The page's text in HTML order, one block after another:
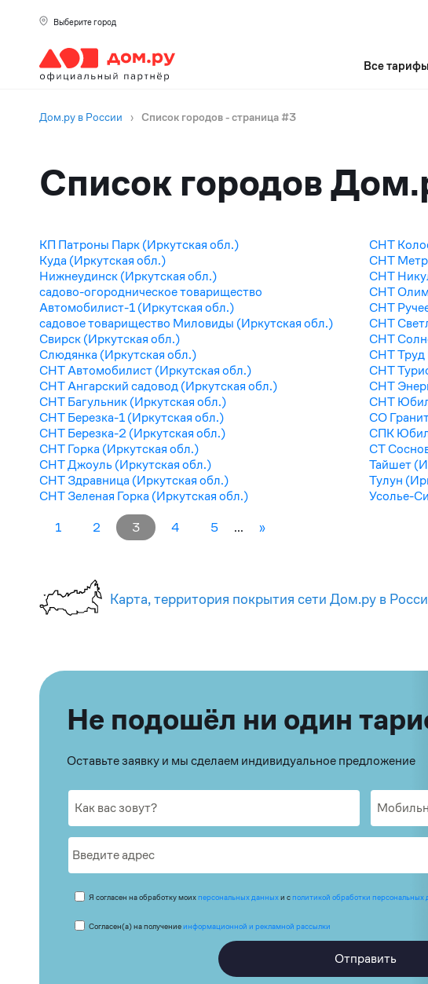
Выберите город
Все тарифы
Дом.ру в России › Список городов - страница #3
Список городов
Города
КП Патроны Парк (Иркутская обл.)
Куда (Иркутская обл.)
Нижнеудинск (Иркутская обл.)
садово-огородническое товарищество
Автомобилист-1 (Иркутская обл.)
садовое товарищество Миловиды (Иркутская обл.)
Свирск (Иркутская обл.)
Слюдянка (Иркутская обл.)
СНТ Автомобилист (Иркутская обл.)
СНТ Ангарский садовод (Иркутская обл.)
СНТ Багульник (Иркутская обл.)
СНТ Березка-1 (Иркутская обл.)
СНТ Березка-2 (Иркутская обл.)
СНТ Горка (Иркутская обл.)
СНТ Джоуль (Иркутская обл.)
СНТ Здравница (Иркутская обл.)
СНТ Зеленая Горка (Иркутская обл.)
СНТ
СНТ
СНТ
СНТ
СНТ
СНТ
СНТ
СНТ Труд
СНТ
СНТ
СНТ
СО
СПК
СТ
Тайшет
Тулун
Усолье-
1
2 3 4 5 ... »
Карта, территория покрытия сети Дом.ру в
Не подошёл ни один
Оставьте заявку и мы сделаем индивидуальное предложение
Я согласен на обработку моихперсональных данныхи сполитикой обработки персональных
Согласен(а) на получениеинформационной и рекламной рассылки
Отправить